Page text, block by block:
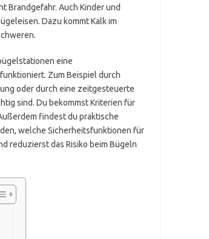
Brandgefahr. Auch Kinder und
Dazu kommt Kalk im
eine
Zum Beispiel durch
oder durch eine zeitgesteuerte
sind. Du bekommst Kriterien für
findest du praktische
welche Sicherheitsfunktionen für
reduzierst das Risiko beim Bügeln